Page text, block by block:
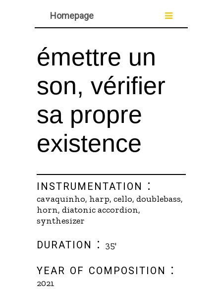
Homepage
émettre un
son, vérifier
sa propre
existence
instrumentation :
cavaquinho, harp, cello, doublebass,
horn, diatonic accordion,
synthesizer
duration : 35'
year of composition :
2021